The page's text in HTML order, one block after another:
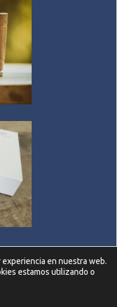
en nuestra web.
estamos utilizando o